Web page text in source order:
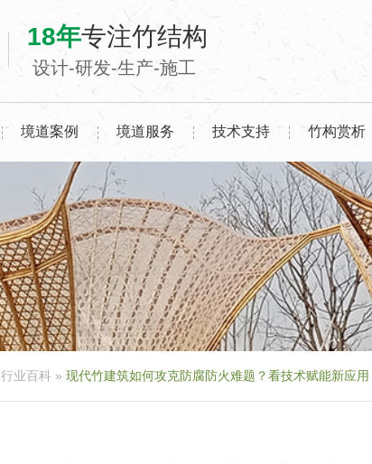
18年专注竹结构
设计-研发-生产-施工
境道案例 境道服务 技术支持 竹构赏析
行业百科 » 现代竹建筑如何攻克防腐防火难题？看技术赋能新应